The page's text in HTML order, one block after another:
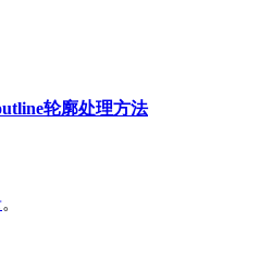
轮廓处理方法
。